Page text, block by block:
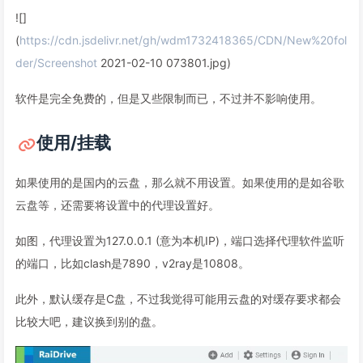
![]
(https://cdn.jsdelivr.net/gh/wdm1732418365/CDN/New%20fol
der/Screenshot 2021-02-10 073801.jpg)
软件是完全免费的，但是又些限制而已，不过并不影响使用。
使用/挂载
如果使用的是国内的云盘，那么就不用设置。如果使用的是如谷歌
云盘等，还需要将设置中的代理设置好。
如图，代理设置为127.0.0.1 (意为本机IP)，端口选择代理软件监听
的端口，比如clash是7890，v2ray是10808。
此外，默认缓存是C盘，不过我觉得可能用云盘的对缓存要求都会
比较大吧，建议换到别的盘。